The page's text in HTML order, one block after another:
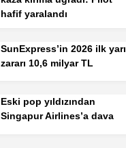
hafif yaralandı
SunExpress’in 2026 ilk yarı
zararı 10,6 milyar TL
Eski pop yıldızından
Singapur Airlines’a dava